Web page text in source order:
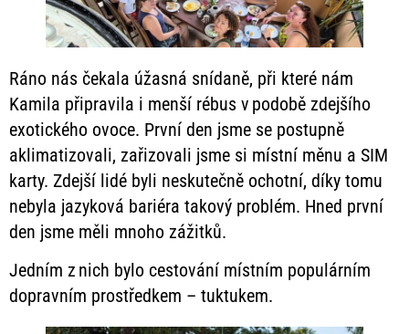
Ráno nás čekala úžasná snídaně, při které nám
Kamila připravila i menší rébus v podobě zdejšího
exotického ovoce. První den jsme se postupně
aklimatizovali, zařizovali jsme si místní měnu a SIM
karty. Zdejší lidé byli neskutečně ochotní, díky tomu
nebyla jazyková bariéra takový problém. Hned první
den jsme měli mnoho zážitků.
Jedním z nich bylo cestování místním populárním
dopravním prostředkem – tuktukem.